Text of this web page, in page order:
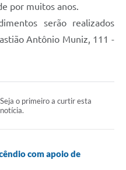
por muitos anos.
serão realizados
Antônio Muniz, 111 -
Seja o primeiro a curtir esta
notícia.
com apoio de